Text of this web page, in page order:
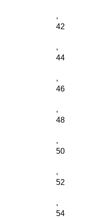
,
42
,
44
,
46
,
48
,
50
,
52
,
54